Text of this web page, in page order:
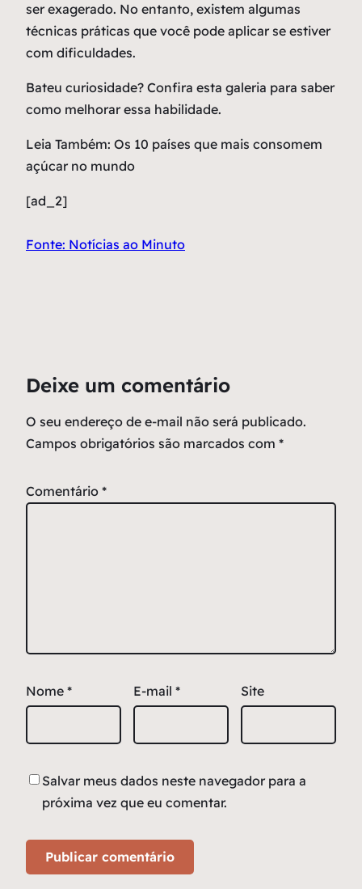
ser exagerado. No entanto, existem algumas
técnicas práticas que você pode aplicar se estiver
com dificuldades.
Bateu curiosidade? Confira esta galeria para saber
como melhorar essa habilidade.
Leia Também: Os 10 países que mais consomem
açúcar no mundo
[ad_2]
Fonte: Notícias ao Minuto
Deixe um comentário
O seu endereço de e-mail não será publicado.
Campos obrigatórios são marcados com *
Comentário *
Nome * E-mail * Site
Salvar meus dados neste navegador para a
próxima vez que eu comentar.